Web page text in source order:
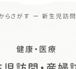
らさがす ー新生児訪
健康・医療